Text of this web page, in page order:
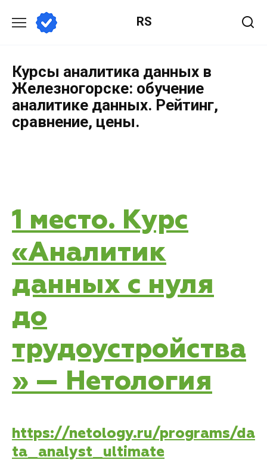
RS
Курсы аналитика данных в
Железногорске: обучение
аналитике данных. Рейтинг,
сравнение, цены.
1 место. Курс
«Аналитик
данных с нуля
до
трудоустройства
» — Нетология
https://netology.ru/programs/da
ta_analyst_ultimate